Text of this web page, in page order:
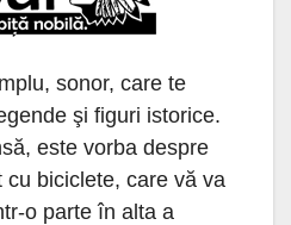
sonor, care te
şi figuri istorice.
este vorba despre
cu biciclete, care vă va
o parte în alta a